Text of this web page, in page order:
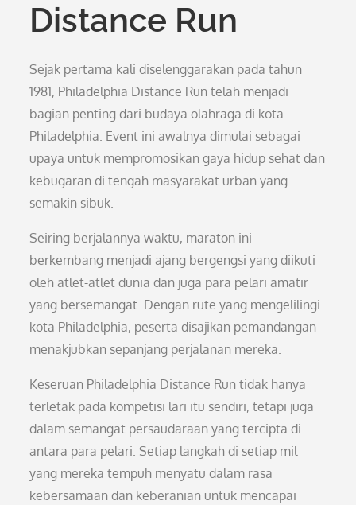
Distance Run
Sejak pertama kali diselenggarakan pada tahun
1981, Philadelphia Distance Run telah menjadi
bagian penting dari budaya olahraga di kota
Philadelphia. Event ini awalnya dimulai sebagai
upaya untuk mempromosikan gaya hidup sehat dan
kebugaran di tengah masyarakat urban yang
semakin sibuk.
Seiring berjalannya waktu, maraton ini
berkembang menjadi ajang bergengsi yang diikuti
oleh atlet-atlet dunia dan juga para pelari amatir
yang bersemangat. Dengan rute yang mengelilingi
kota Philadelphia, peserta disajikan pemandangan
menakjubkan sepanjang perjalanan mereka.
Keseruan Philadelphia Distance Run tidak hanya
terletak pada kompetisi lari itu sendiri, tetapi juga
dalam semangat persaudaraan yang tercipta di
antara para pelari. Setiap langkah di setiap mil
yang mereka tempuh menyatu dalam rasa
kebersamaan dan keberanian untuk mencapai